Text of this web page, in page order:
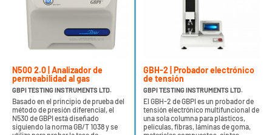
N500 2.0 | Analizador de
permeabilidad al gas
GBPI TESTING INSTRUMENTS LTD.
Basado en el principio de prueba del
método de presión diferencial, el
N530 de GBPI está diseñado
siguiendo la norma GB/T 1038 y se
GBH-2 | Probador electrónico
de tensión
GBPI TESTING INSTRUMENTS LTD.
El GBH-2 de GBPI es un probador de
tensión electrónico multifuncional de
una sola columna para plásticos,
películas, fibras, láminas de goma,